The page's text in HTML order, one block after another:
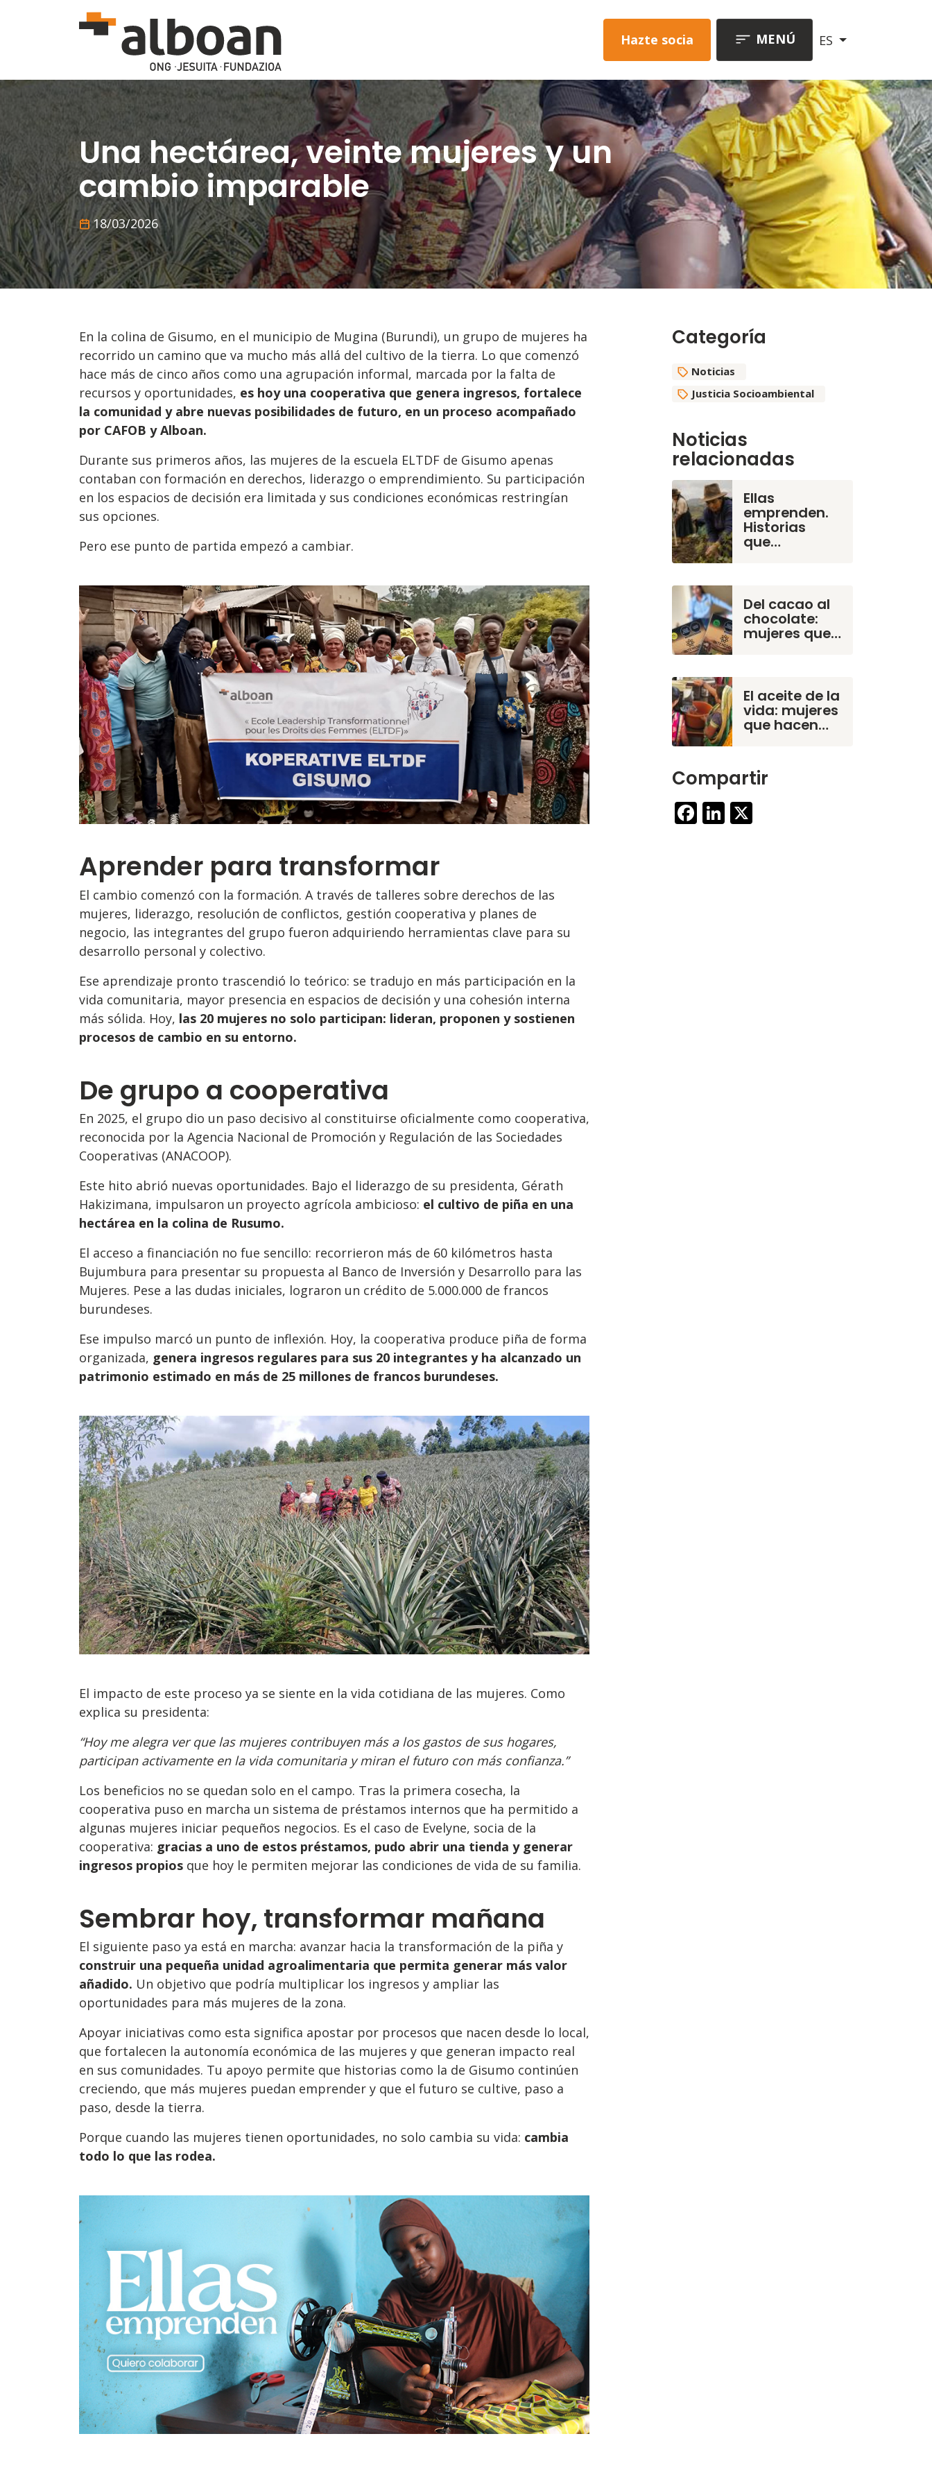
Pasar al contenido principal
Hazte socia
ES
MENÚ
Una hectárea, veinte mujeres y un
cambio imparable
18/03/2026
En la colina de Gisumo, en el municipio de Mugina (Burundi), un grupo de mujeres ha
recorrido un camino que va mucho más allá del cultivo de la tierra. Lo que comenzó
hace más de cinco años como una agrupación informal, marcada por la falta de
recursos y oportunidades, es hoy una cooperativa que genera ingresos, fortalece
la comunidad y abre nuevas posibilidades de futuro, en un proceso acompañado
por CAFOB y Alboan.
Durante sus primeros años, las mujeres de la escuela ELTDF de Gisumo apenas
contaban con formación en derechos, liderazgo o emprendimiento. Su participación
en los espacios de decisión era limitada y sus condiciones económicas restringían
sus opciones.
Pero ese punto de partida empezó a cambiar.
Aprender para transformar
El cambio comenzó con la formación. A través de talleres sobre derechos de las
mujeres, liderazgo, resolución de conflictos, gestión cooperativa y planes de
negocio, las integrantes del grupo fueron adquiriendo herramientas clave para su
desarrollo personal y colectivo.
Ese aprendizaje pronto trascendió lo teórico: se tradujo en más participación en la
vida comunitaria, mayor presencia en espacios de decisión y una cohesión interna
más sólida. Hoy, las 20 mujeres no solo participan: lideran, proponen y sostienen
procesos de cambio en su entorno.
De grupo a cooperativa
En 2025, el grupo dio un paso decisivo al constituirse oficialmente como cooperativa,
reconocida por la Agencia Nacional de Promoción y Regulación de las Sociedades
Cooperativas (ANACOOP).
Este hito abrió nuevas oportunidades. Bajo el liderazgo de su presidenta, Gérath
Hakizimana, impulsaron un proyecto agrícola ambicioso: el cultivo de piña en una
hectárea en la colina de Rusumo.
El acceso a financiación no fue sencillo: recorrieron más de 60 kilómetros hasta
Bujumbura para presentar su propuesta al Banco de Inversión y Desarrollo para las
Mujeres. Pese a las dudas iniciales, lograron un crédito de 5.000.000 de francos
burundeses.
Ese impulso marcó un punto de inflexión. Hoy, la cooperativa produce piña de forma
organizada, genera ingresos regulares para sus 20 integrantes y ha alcanzado un
patrimonio estimado en más de 25 millones de francos burundeses.
El impacto de este proceso ya se siente en la vida cotidiana de las mujeres. Como
explica su presidenta:
“Hoy me alegra ver que las mujeres contribuyen más a los gastos de sus hogares,
participan activamente en la vida comunitaria y miran el futuro con más confianza.”
Los beneficios no se quedan solo en el campo. Tras la primera cosecha, la
cooperativa puso en marcha un sistema de préstamos internos que ha permitido a
algunas mujeres iniciar pequeños negocios. Es el caso de Evelyne, socia de la
cooperativa: gracias a uno de estos préstamos, pudo abrir una tienda y generar
ingresos propios que hoy le permiten mejorar las condiciones de vida de su familia.
Sembrar hoy, transformar mañana
El siguiente paso ya está en marcha: avanzar hacia la transformación de la piña y
construir una pequeña unidad agroalimentaria que permita generar más valor
añadido. Un objetivo que podría multiplicar los ingresos y ampliar las
oportunidades para más mujeres de la zona.
Apoyar iniciativas como esta significa apostar por procesos que nacen desde lo local,
que fortalecen la autonomía económica de las mujeres y que generan impacto real
en sus comunidades. Tu apoyo permite que historias como la de Gisumo continúen
creciendo, que más mujeres puedan emprender y que el futuro se cultive, paso a
paso, desde la tierra.
Porque cuando las mujeres tienen oportunidades, no solo cambia su vida: cambia
todo lo que las rodea.
Categoría
Noticias
Justicia Socioambiental
Noticias
relacionadas
Ellas
emprenden.
Historias
que…
Del cacao al
chocolate:
mujeres que…
El aceite de la
vida: mujeres
que hacen…
Compartir
Facebook
LinkedIn